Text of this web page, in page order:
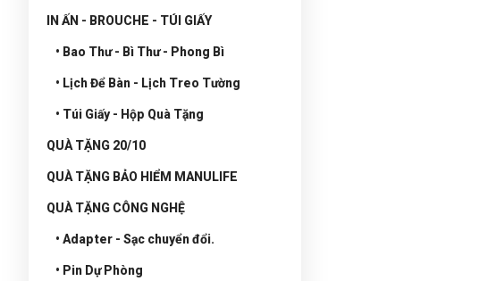
IN ẤN - BROUCHE - TÚI GIẤY
• Bao Thư - Bì Thư - Phong Bì
• Lịch Để Bàn - Lịch Treo Tường
• Túi Giấy - Hộp Quà Tặng
QUÀ TẶNG 20/10
QUÀ TẶNG BẢO HIỂM MANULIFE
QUÀ TẶNG CÔNG NGHỆ
• Adapter - Sạc chuyển đổi.
• Pin Dự Phòng